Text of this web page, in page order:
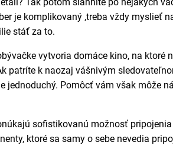
Tak potom siahnite po nejakých
je komplikovaný ,treba vždy myslieť
stáť za to.
vytvoria domáce kino, na ktoré
patríte k naozaj vášnivým
jednoduchý. Pomôcť vám však môže
sofistikovanú možnosť
ktoré sa samy o sebe nevedia